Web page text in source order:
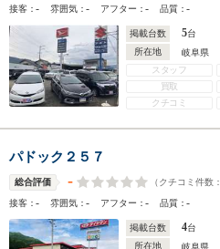
接客：- 雰囲気：- アフター：- 品質：-
掲載台数 5台
所在地
岐阜県
スタッフ
買取
クチコミ
パドック２５７
総合評価 - （クチコミ件数：
接客：- 雰囲気：- アフター：- 品質：-
掲載台数 4台
所在地
岐阜県